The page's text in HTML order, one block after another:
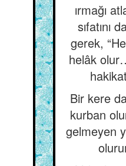
ırmağı
sıfatını
gerek,
helâk
Bir kere
kurban
gelmeyen